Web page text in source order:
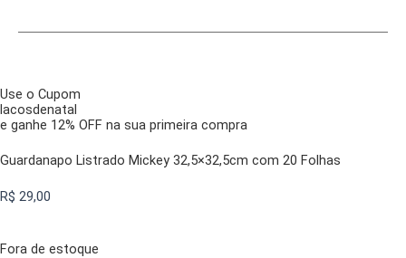
Use o Cupom
lacosdenatal
e ganhe 12% OFF na sua primeira compra
Guardanapo Listrado Mickey 32,5×32,5cm com 20 Folhas
R$ 29,00
Fora de estoque